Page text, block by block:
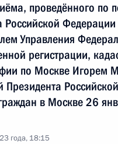
проведённого по
Российской Федерации
Управления
регистрации,
по Москве Игорем
Президента
в Москве 26
года, 18:15